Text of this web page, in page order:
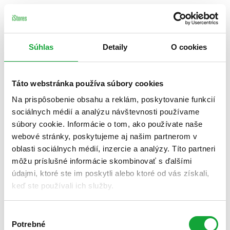
Súhlas Detaily O cookies
Táto webstránka používa súbory cookies
Na prispôsobenie obsahu a reklám, poskytovanie funkcií
sociálnych médií a analýzu návštevnosti používame
súbory cookie. Informácie o tom, ako používate naše
webové stránky, poskytujeme aj našim partnerom v
oblasti sociálnych médií, inzercie a analýzy. Títo partneri
môžu príslušné informácie skombinovať s ďalšími
údajmi, ktoré ste im poskytli alebo ktoré od vás získali,
keď ste používali ich služby.
súhlasu
Potrebné